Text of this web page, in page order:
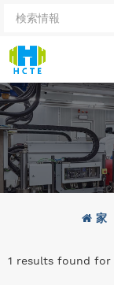
家
1 results found for "